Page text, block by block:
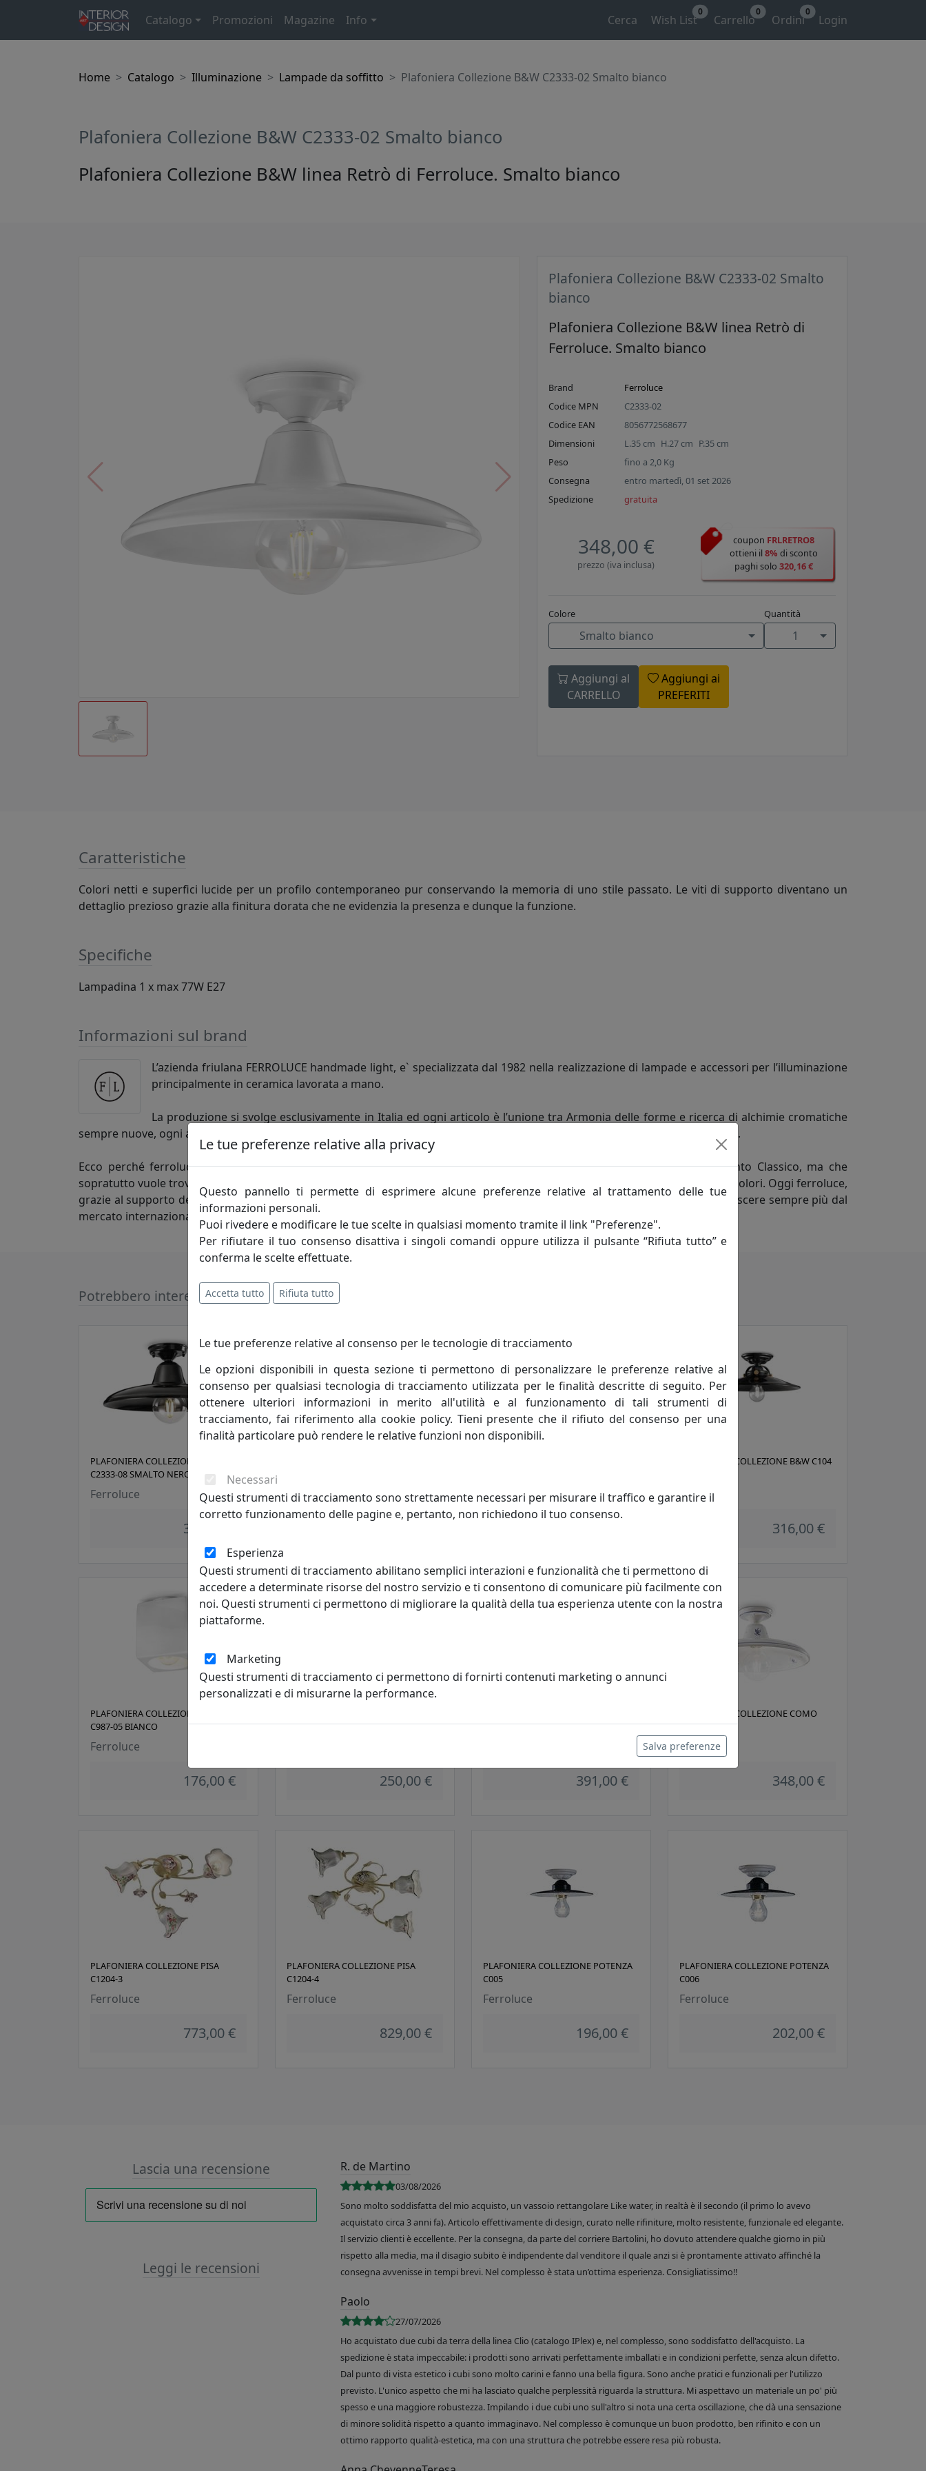
Catalogo Promozioni Magazine Info Cerca Wish List
0
Carrello
0
Ordini
0
Login
Home Catalogo Illuminazione Lampade da soffitto Plafoniera Collezione B&W C2333-02 Smalto bianco
Plafoniera Collezione B&W C2333-02 Smalto bianco
Plafoniera Collezione B&W linea Retrò di Ferroluce. Smalto bianco
Plafoniera Collezione B&W C2333-02 Smalto
bianco
Plafoniera Collezione B&W linea Retrò di
Ferroluce. Smalto bianco
Brand
Ferroluce
Codice MPN
C2333-02
Codice EAN
8056772568677
Dimensioni
L.35 cm H.27 cm P.35 cm
Peso
fino a2,0 Kg
Consegna
entro martedì, 01 set 2026
Spedizione
gratuita
348,00 €
prezzo (iva inclusa)
coupon FRLRETRO8
ottieni il8% di sconto
paghi solo 320,16 €
Colore
Smalto bianco
Quantità
1
Aggiungi al
CARRELLO
Aggiungi ai
PREFERITI
Caratteristiche
Colori netti e superfici lucide per un profilo contemporaneo pur conservando la memoria di uno stile passato. Le viti di supporto diventano un
dettaglio prezioso grazie alla finitura dorata che ne evidenzia la presenza e dunque la funzione.
Specifiche
Lampadina 1 x max 77W E27
Informazioni sul brand
L’azienda friulana FERROLUCE handmade light, e` specializzata dal 1982 nella realizzazione di lampade e accessori per l’illuminazione
principalmente in ceramica lavorata a mano.
La produzione si svolge esclusivamente in Italia ed ogni articolo è l’unione tra Armonia delle forme e ricerca di alchimie cromatiche
sempre nuove, ogni articolo così si distingue dalla monotonia dei prodotti realizzati in serie, acquisendo Una personalità unica.
Ecco perché ferroluce si rivolge alla clientela più esigente, che non cerca solo la giusta soluzione in fatto di arredamento Classico, ma che
sopratutto vuole trovare un’azienda competente e in grado di personalizzare ogni articolo in fatto di forme, misure, decori e colori. Oggi ferroluce,
grazie al supporto dei figli, è una realtà moderna, giovane e Dinamica, che grazie agli insegnamenti acquisiti vuole farsi conoscere sempre più dal
mercato internazionale.
Potrebbero interessarti
PLAFONIERA COLLEZIONE B&W
C2333-08 SMALTO NERO
Ferroluce
348,00 €
Ferroluce Ferroluce
PLAFONIERA COLLEZIONE B&W C104
Ferroluce
316,00 €
PLAFONIERA COLLEZIONE VINTAGE
C987-05 BIANCO
Ferroluce
176,00 €
C989 BIANCO
250,00 €
NERO
391,00 €
PLAFONIERA COLLEZIONE COMO
C2333
Ferroluce
348,00 €
PLAFONIERA COLLEZIONE PISA
C1204-3
Ferroluce
773,00 €
PLAFONIERA COLLEZIONE PISA
C1204-4
Ferroluce
829,00 €
PLAFONIERA COLLEZIONE POTENZA
C005
Ferroluce
196,00 €
PLAFONIERA COLLEZIONE POTENZA
C006
Ferroluce
202,00 €
Lascia una recensione
Leggi le recensioni
R. de Martino
03/08/2026
Sono molto soddisfatta del mio acquisto, un vassoio rettangolare Like water, in realtà è il secondo (il primo lo avevo
acquistato circa 3 anni fa). Articolo effettivamente di design, curato nelle rifiniture, molto resistente, funzionale ed elegante.
Il servizio clienti è eccellente. Per la consegna, da parte del corriere Bartolini, ho dovuto attendere qualche giorno in più
rispetto alla media, ma il disagio subito è indipendente dal venditore il quale anzi si è prontamente attivato affinché la
consegna avvenisse in tempi brevi. Nel complesso è stata un’ottima esperienza. Consigliatissimo!!
Paolo
27/07/2026
Ho acquistato due cubi da terra della linea Clio (catalogo IPlex) e, nel complesso, sono soddisfatto dell'acquisto. La
spedizione è stata impeccabile: i prodotti sono arrivati perfettamente imballati e in condizioni perfette, senza alcun difetto.
Dal punto di vista estetico i cubi sono molto carini e fanno una bella figura. Sono anche pratici e funzionali per l'utilizzo
previsto. L'unico aspetto che mi ha lasciato qualche perplessità riguarda la struttura. Mi aspettavo un materiale un po' più
spesso e una maggiore robustezza. Impilando i due cubi uno sull'altro si nota una certa oscillazione, che dà una sensazione
di minore solidità rispetto a quanto immaginavo. Nel complesso è comunque un buon prodotto, ben rifinito e con un
ottimo rapporto qualità-estetica, ma con una struttura che potrebbe essere resa più robusta.
Le tue preferenze relative alla privacy
Questo pannello ti permette di esprimere alcune preferenze relative al trattamento delle tue
informazioni personali.
Puoi rivedere e modificare le tue scelte in qualsiasi momento tramite il link "Preferenze".
Per rifiutare il tuo consenso disattiva i singoli comandi oppure utilizza il pulsante “Rifiuta tutto” e
conferma le scelte effettuate.
Accetta tutto Rifiuta tutto
Le tue preferenze relative al consenso per le tecnologie di tracciamento
Le opzioni disponibili in questa sezione ti permettono di personalizzare le preferenze relative al
consenso per qualsiasi tecnologia di tracciamento utilizzata per le finalità descritte di seguito. Per
ottenere ulteriori informazioni in merito all'utilità e al funzionamento di tali strumenti di
tracciamento, fai riferimento alla cookie policy. Tieni presente che il rifiuto del consenso per una
finalità particolare può rendere le relative funzioni non disponibili.
Necessari
Questi strumenti di tracciamento sono strettamente necessari per misurare il traffico e garantire il
corretto funzionamento delle pagine e, pertanto, non richiedono il tuo consenso.
Esperienza
Questi strumenti di tracciamento abilitano semplici interazioni e funzionalità che ti permettono di
accedere a determinate risorse del nostro servizio e ti consentono di comunicare più facilmente con
noi. Questi strumenti ci permettono di migliorare la qualità della tua esperienza utente con la nostra
piattaforme.
Marketing
Questi strumenti di tracciamento ci permettono di fornirti contenuti marketing o annunci
personalizzati e di misurarne la performance.
Salva preferenze